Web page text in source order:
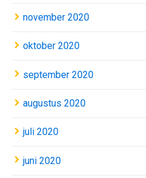
november 2020
oktober 2020
september 2020
augustus 2020
juli 2020
juni 2020